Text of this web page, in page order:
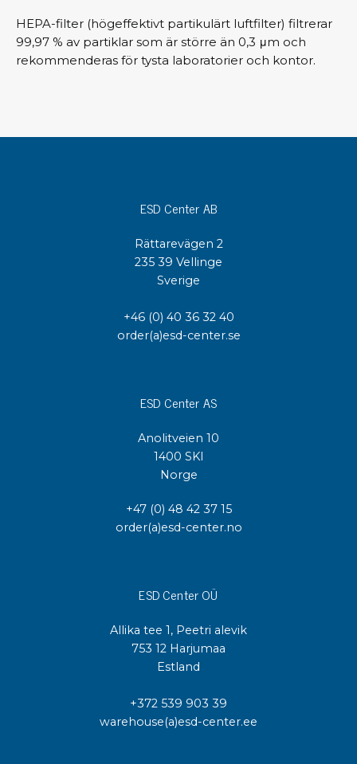
HEPA-filter (högeffektivt partikulärt luftfilter) filtrerar
99,97 % av partiklar som är större än 0,3 μm och
rekommenderas för tysta laboratorier och kontor.
ESD Center AB
Rättarevägen 2
235 39 Vellinge
Sverige
+46 (0) 40 36 32 40
order(a)esd-center.se
ESD Center AS
Anolitveien 10
1400 SKI
Norge
+47 (0) 48 42 37 15
order(a)esd-center.no
ESD Center OÜ
Allika tee 1, Peetri alevik
753 12 Harjumaa
Estland
+372 539 903 39
warehouse(a)esd-center.ee